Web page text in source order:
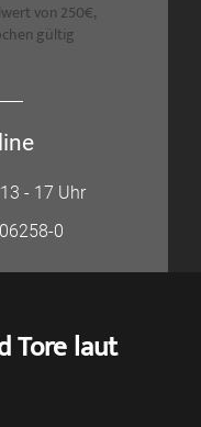
von 250€,
gültig
- 17 Uhr
0
Tore laut